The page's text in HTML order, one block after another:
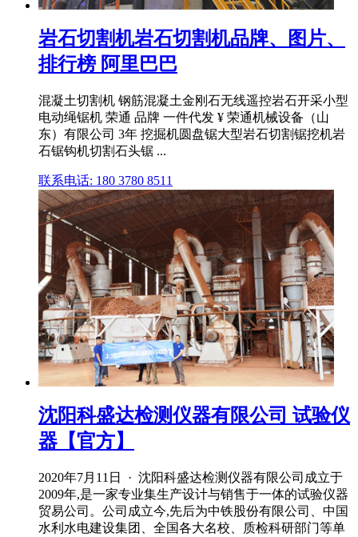
岩石切割机岩石切割机品牌、图片、
排行榜 阿里巴巴
混凝土切割机 钢筋混凝土金刚石无线遥控岩石开采小型
电动绳锯机 荣通 品牌 一件代发 ¥ 荣通机械设备（山
东）有限公司 3年 挖掘机圆盘锯大型岩石切割锯挖机岩
石锯钩机切割石头锯 ...
联系电话: 180 3780 8511
沈阳科盛达检测仪器有限公司 试验仪
器【官方】
2020年7月11日 · 沈阳科盛达检测仪器有限公司成立于
2009年,是一家专业集生产设计与销售于一体的试验仪器
贸易公司。公司成立今,先后为中铁股份有限公司、中国
水利水电建设集团、全国各大名校、质检科研部门等单